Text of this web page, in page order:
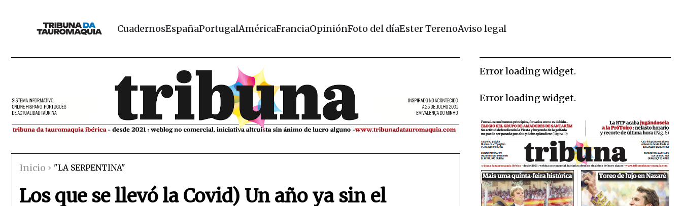
CuadernosEspañaPortugalAméricaFranciaOpiniónFoto del díaEster TerenoAviso legal
Inicio "LA SERPENTINA"
Los que se llevó la Covid) Un año ya sin el
Error loading widget.
Error loading widget.